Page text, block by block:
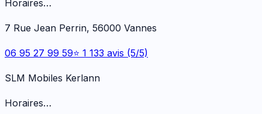
Horaires…
7 Rue Jean Perrin, 56000 Vannes
06 95 27 99 59⭐ 1 133 avis (5/5)
SLM Mobiles Kerlann
Horaires…